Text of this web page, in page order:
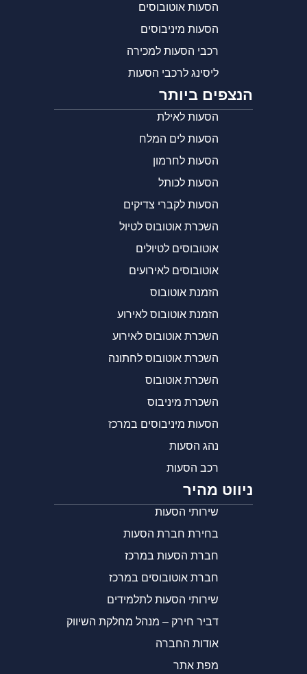
הסעות אוטובוסים
הסעות מיניבוסים
רכבי הסעות למכירה
ליסינג לרכבי הסעות
הנצפים ביותר
הסעות לאילת
הסעות לים המלח
הסעות לחרמון
הסעות לכותל
הסעות לקברי צדיקים
השכרת אוטובוס לטיול
אוטובוסים לטיולים
אוטובוסים לאירועים
הזמנת אוטובוס
הזמנת אוטובוס לאירוע
השכרת אוטובוס לאירוע
השכרת אוטובוס לחתונה
השכרת אוטובוס
השכרת מיניבוס
הסעות מיניבוסים במרכז
נהג הסעות
רכב הסעות
ניווט מהיר
שירותי הסעות
בחירת חברת הסעות
חברת הסעות במרכז
חברת אוטובוסים במרכז
שירותי הסעות לתלמידים
דביר חירק – מנהל מחלקת השיווק
אודות החברה
מפת אתר